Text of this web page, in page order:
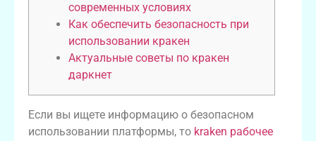
современных условиях
Как обеспечить безопасность при
использовании кракен
Актуальные советы по кракен
даркнет
Если вы ищете информацию о безопасном
использовании платформы, то kraken рабочее